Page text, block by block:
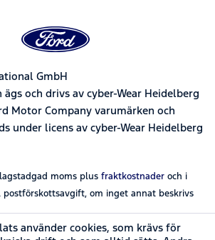
GmbH
och drivs av cyber-Wear Heidelberg
Motor Company varumärken och
under licens av cyber-Wear Heidelberg
moms plus fraktkostnaderoch i
om inget annat beskrivs
använder cookies, som krävs för